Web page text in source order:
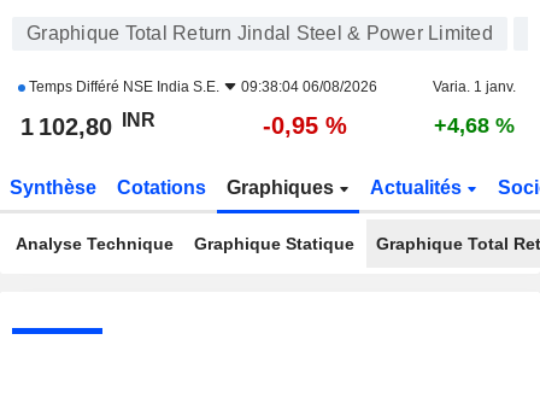
Graphique Total Return Jindal Steel & Power Limited
Temps Différé NSE India S.E. 09:38:04 06/08/2026 Varia. 1 janv.
1 102,80 INR -0,95 % +4,68 %
Synthèse Cotations Graphiques Actualités
Analyse Technique Graphique Statique Graphique Total